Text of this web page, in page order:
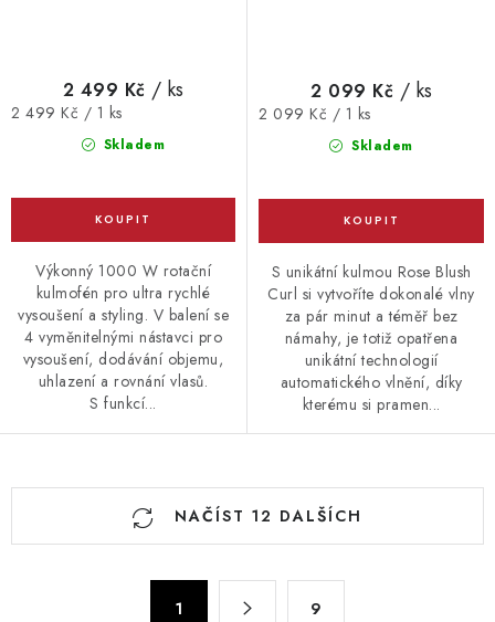
Skladem
2 499 Kč / ks
Měrná
2 499 Kč / 1 ks
Výkonný 1000 W rotační
kulmofén pro ultra rychlé
vysoušení a styling. V balení se
4 vyměnitelnými nástavci pro
vysoušení, dodávání objemu,
uhlazení a rovnání vlasů.
S funkcí...
Skladem
2 099 Kč / ks
Měrná
2 099 Kč / 1 ks
S unikátní kulmou Rose Blush
Curl si vytvoříte dokonalé vlny
za pár minut a téměř bez
námahy, je totiž opatřena
unikátní technologií
automatického vlnění, díky
kterému si pramen...
O
NAČÍST 12 DALŠÍCH
1 9